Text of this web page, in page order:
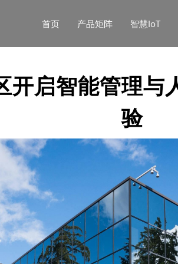
首页 产品矩阵 智慧IoT
开启智能管理与
验